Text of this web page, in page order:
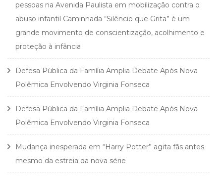
pessoas na Avenida Paulista em mobilização contra o
abuso infantil Caminhada “Silêncio que Grita” é um
grande movimento de conscientização, acolhimento e
proteção à infância
Defesa Pública da Família Amplia Debate Após Nova
Polêmica Envolvendo Virginia Fonseca
Defesa Pública da Família Amplia Debate Após Nova
Polêmica Envolvendo Virginia Fonseca
Mudança inesperada em “Harry Potter” agita fãs antes
mesmo da estreia da nova série